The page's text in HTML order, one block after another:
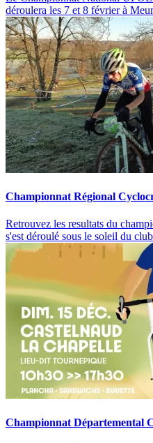
déroulera les 7 et 8 février à
Championnat Régional
Retrouvez les resultats du
s'est déroulé sous le soleil du
Championnat Départemental